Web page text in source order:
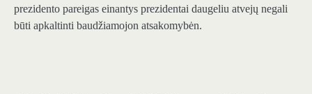
prezidento pareigas einantys prezidentai daugeliu atvejų negali
būti apkaltinti baudžiamojon atsakomybėn.